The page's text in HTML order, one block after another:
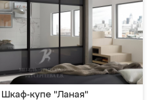
Шкаф-купе "Ланая"